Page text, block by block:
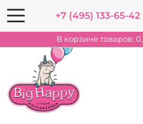
+7 (495) 133-65-42
В корзине товаров: 0